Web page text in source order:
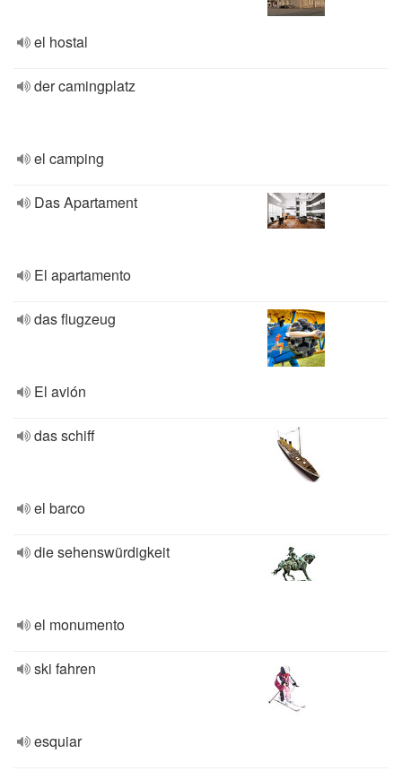
el hostal
der camingplatz
el camping
Das Apartament
El apartamento
das flugzeug
El avión
das schiff
el barco
die sehenswürdigkeit
el monumento
ski fahren
esquiar